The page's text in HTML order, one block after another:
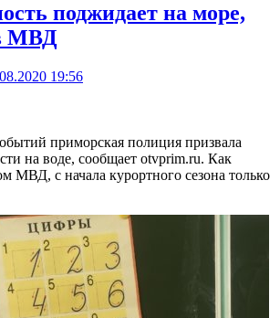
поджидает на море,
МВД
19:56
приморская полиция призвала
на воде, сообщает otvprim.ru. Как
МВД, с начала курортного сезона только